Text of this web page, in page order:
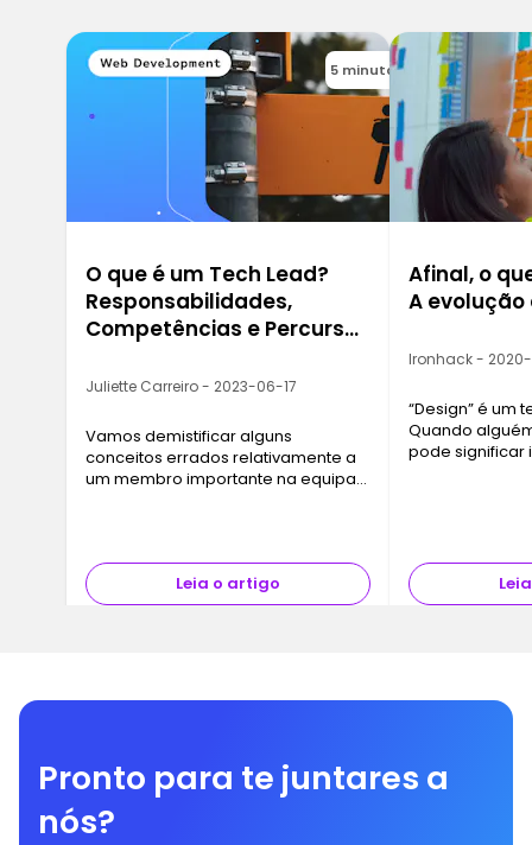
5 minutos
O que é um Tech Lead?
Responsabilidades,
Competências e Percurso
Juliette Carreiro - 2023-06-17
Vamos demistificar alguns
conceitos errados relativamente a
um membro importante na equipa
Leia o artigo
Afinal, o
A evolução
Ironhack -
“Design” é um
Quando
pode significar
Pronto para te juntares a
nós?